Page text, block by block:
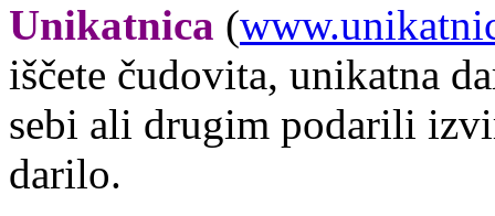
Unikatnica (
iščete čudovita, unikatna
sebi ali drugim podarili
darilo.